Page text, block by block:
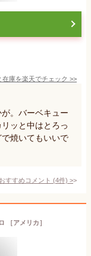
在庫を楽天でチェック >>
。バーベキュー
ッと中はとろっ
焼いてもいいで
すすめコメント (4件) >
［アメリカ］